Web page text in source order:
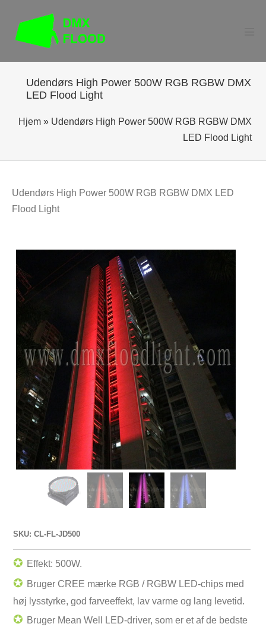
indhold
Udendørs High Power 500W RGB RGBW DMX
LED Flood Light
Hjem » Udendørs High Power 500W RGB RGBW DMX
LED Flood Light
Udendørs High Power 500W RGB RGBW DMX LED
Flood Light
SKU: CL-FL-JD500
✪ Effekt: 500W.
✪ Bruger CREE mærke RGB / RGBW LED-chips med
høj lysstyrke, god farveeffekt, lav varme og lang levetid.
✪ Bruger Mean Well LED-driver, som er et af de bedste